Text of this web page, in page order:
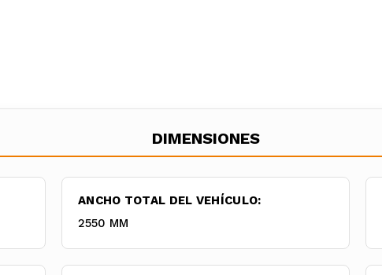
DIMENSIONES
ANCHO TOTAL DEL VEHÍCULO:
2550 MM